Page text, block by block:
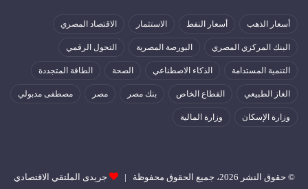
أسعار الذهب أسعار النفط الاستثمار الاقتصاد المصري
البنك المركزي المصري البورصة المصرية التحول الرقمي
التنمية المستدامة الذكاء الاصطناعي الصحة الطاقة المتجددة
الغاز الطبيعي القطاع الخاص بنك مصر مصر مصطفى مدبولي
وزارة الإسكان وزارة المالية
© حقوق النشر 2026، جميع الحقوق محفوظة | جريدى الملتقي الاقتصادي